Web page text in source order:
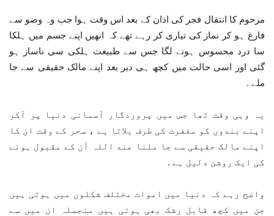
مرحوم کا انتقال فجر کی اذان کے بعد اس وقت ہوا جب وہ وضو سے
فارغ ہو کر نماز کی تیاری کر رہے تھے کہ انھیں اپنے جسم میں ہلکا
سا درد محسوس ہونے لگا جس سے طبیعت ہلکی سی ناساز ہو
گئی اور اسی حالت میں کچھ ہی دیر بعد اپنے مالک حقیقی سے جا
ملے .
یہ وہی وقت تھا جس میں پروردگار آسمانی دنیا پر آکر
اپنے بندوں کو مغفرت کی طرف بلاتا ہے ، سحر کے وقت ان کا
اپنے مالک حقیقی سے جا ملنا عند اللہ آن کے مقبول ہونے
کی ایک روشن دلیل ہے .
واضح رہے کہ دنیا میں اموات مختلف شکلوں میں ہوتی ہیں
جن میں کچھ قابل رشک بھی ہوتی ہیں منجملہ ان میں سے